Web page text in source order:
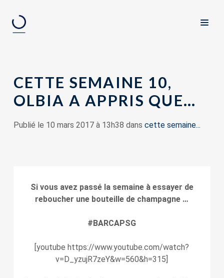
CETTE SEMAINE 10,
OLBIA A APPRIS QUE…
Publié le 10 mars 2017 à 13h38 dans cette semaine...
Si vous avez passé la semaine à essayer de
reboucher une bouteille de champagne …
#BARCAPSG
[youtube https://www.youtube.com/watch?
v=D_yzujR7zeY&w=560&h=315]